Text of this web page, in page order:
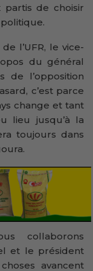
partis de choisir
l’UFR, le vice-
du général
de l’opposition
c’est parce
change et tant
lieu jusqu’à la
toujours dans
collaborons
et le président
avancent